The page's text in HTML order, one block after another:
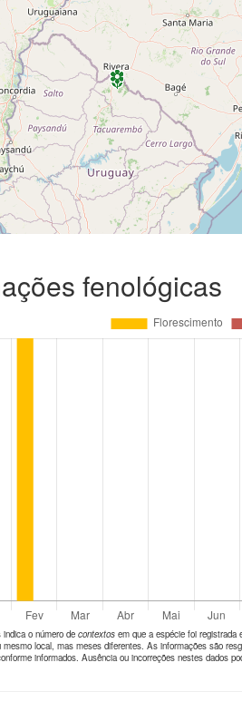
fenológicas
o número de contextos em que a espécie foi
local, mas meses diferentes. As informações são
informados. Ausência ou incorreções nestes dados